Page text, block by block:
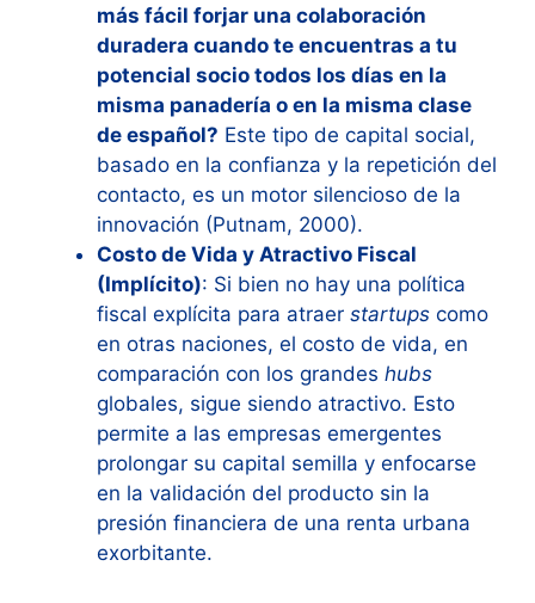
más fácil forjar una colaboración
duradera cuando te encuentras a tu
potencial socio todos los días en la
misma panadería o en la misma clase
de español? Este tipo de capital social,
basado en la confianza y la repetición del
contacto, es un motor silencioso de la
innovación (Putnam, 2000).
Costo de Vida y Atractivo Fiscal
(Implícito): Si bien no hay una política
fiscal explícita para atraer startups como
en otras naciones, el costo de vida, en
comparación con los grandes hubs
globales, sigue siendo atractivo. Esto
permite a las empresas emergentes
prolongar su capital semilla y enfocarse
en la validación del producto sin la
presión financiera de una renta urbana
exorbitante.